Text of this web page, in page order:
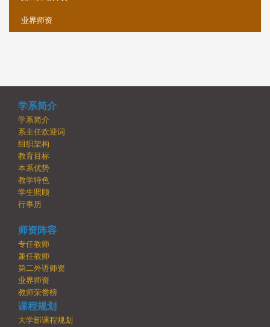
业界师资
学系简介
学系简介
系主任欢迎词
组织架构
教育目标
本系优势
教学特色
学生照顾
行事历
师资阵容
专任教师
兼任教师
第二外语师资
业界师资
教师荣誉榜
课程规划
大学部课程规划